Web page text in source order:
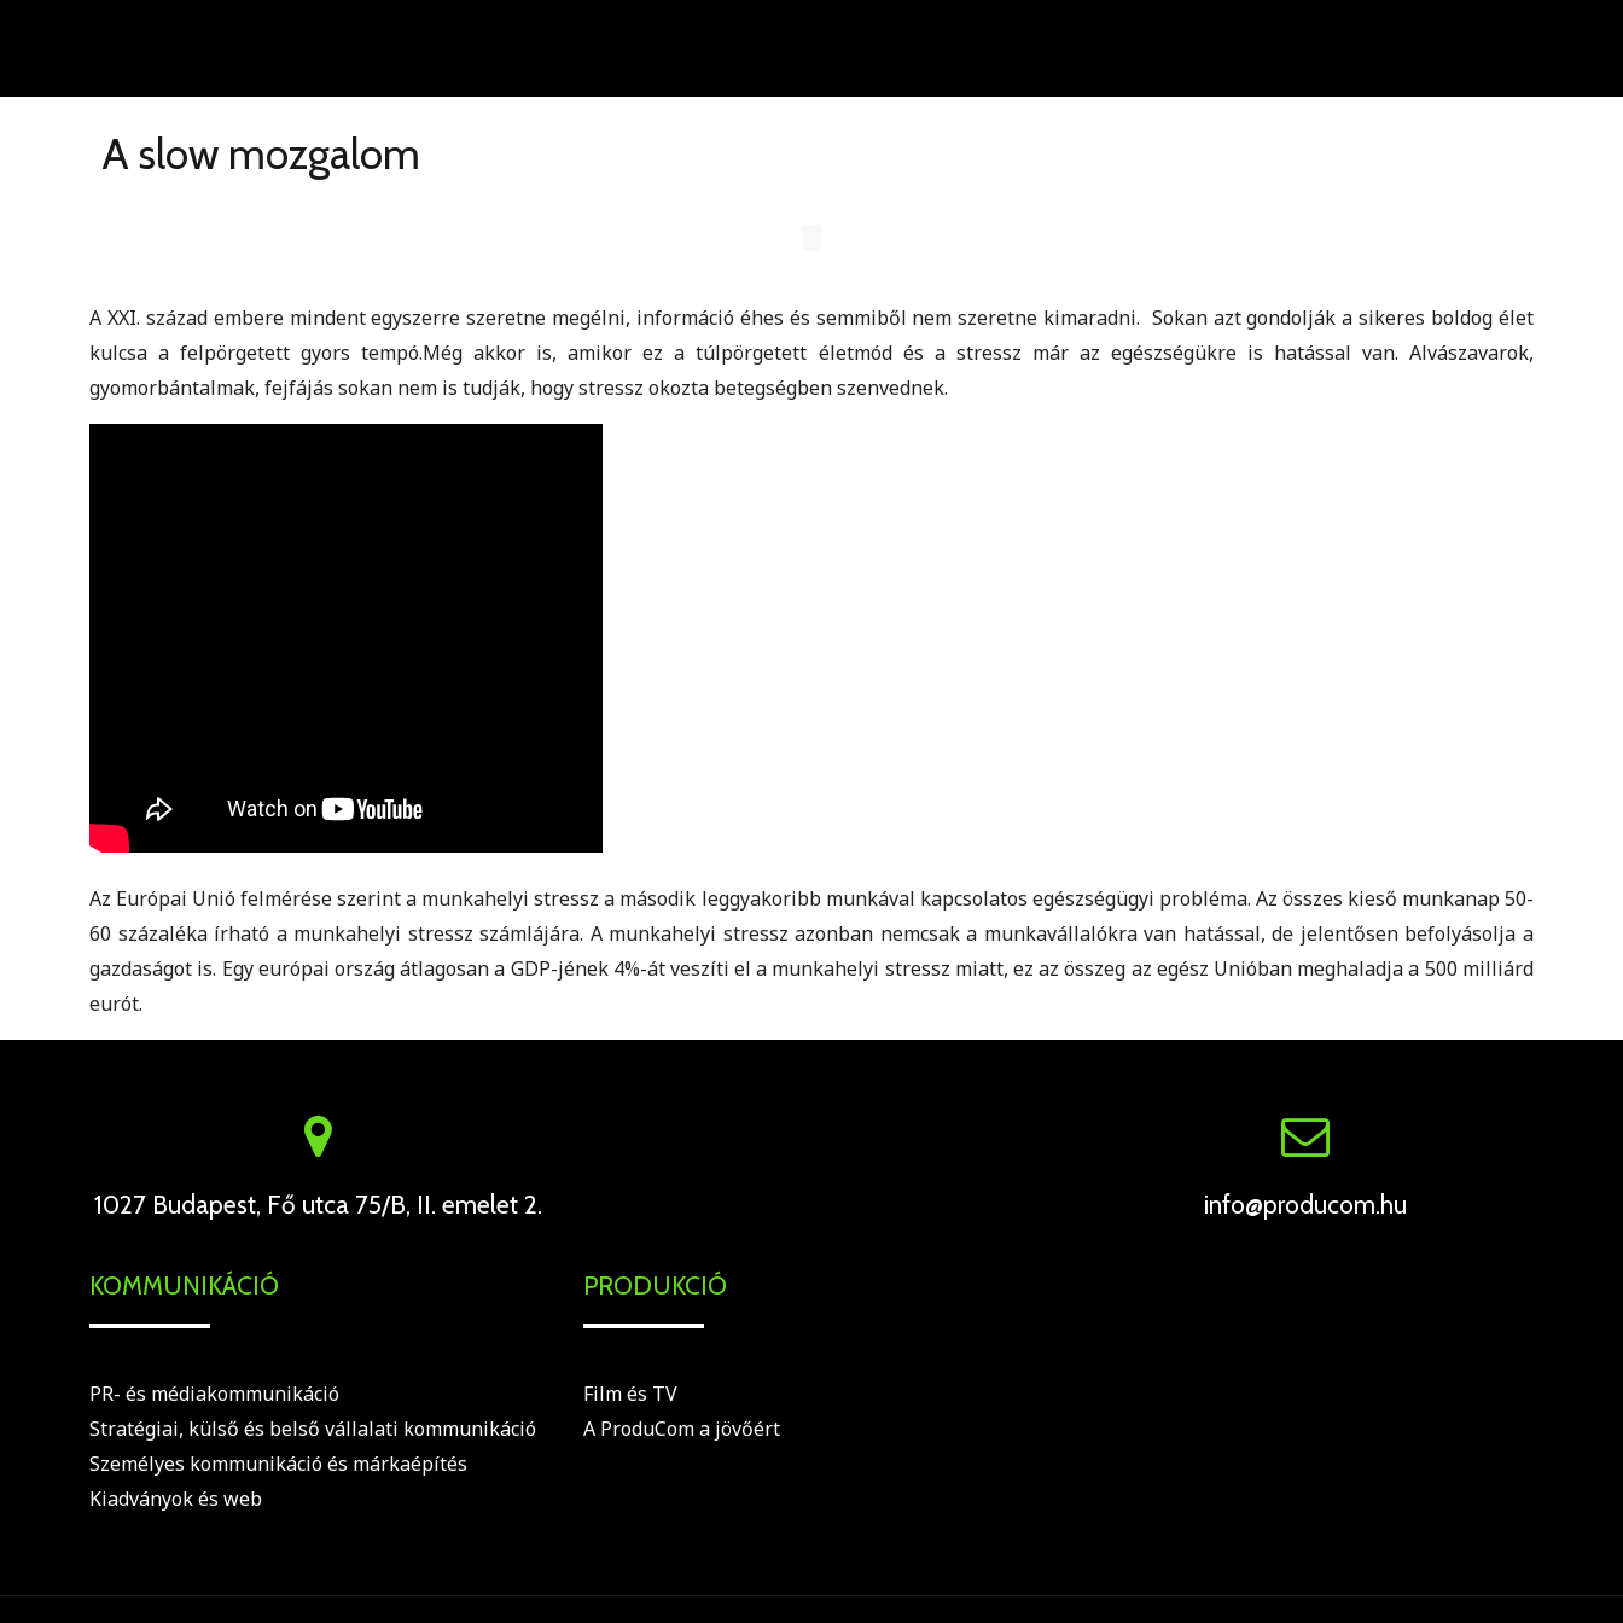
A slow mozgalom
A XXI. század embere mindent egyszerre szeretne megélni, információ éhes és semmiből nem szeretne kimaradni. Sokan azt gondolják a sikeres boldog élet
kulcsa a felpörgetett gyors tempó.Még akkor is, amikor ez a túlpörgetett életmód és a stressz már az egészségükre is hatással van. Alvászavarok,
gyomorbántalmak, fejfájás sokan nem is tudják, hogy stressz okozta betegségben szenvednek.
Az Európai Unió felmérése szerint a munkahelyi stressz a második leggyakoribb munkával kapcsolatos egészségügyi probléma. Az összes kieső munkanap 50-
60 százaléka írható a munkahelyi stressz számlájára. A munkahelyi stressz azonban nemcsak a munkavállalókra van hatással, de jelentősen befolyásolja a
gazdaságot is. Egy európai ország átlagosan a GDP-jének 4%-át veszíti el a munkahelyi stressz miatt, ez az összeg az egész Unióban meghaladja a 500 milliárd
eurót.
1027 Budapest, Fő utca 75/B, II. emelet 2. info@producom.hu
KOMMUNIKÁCIÓ
PR- és médiakommunikáció
Stratégiai, külső és belső vállalati kommunikáció
Személyes kommunikáció és márkaépítés
Kiadványok és web
PRODUKCIÓ
Film és TV
A ProduCom a jövőért